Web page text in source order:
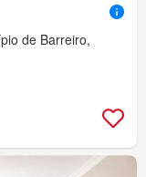
de Barreiro,